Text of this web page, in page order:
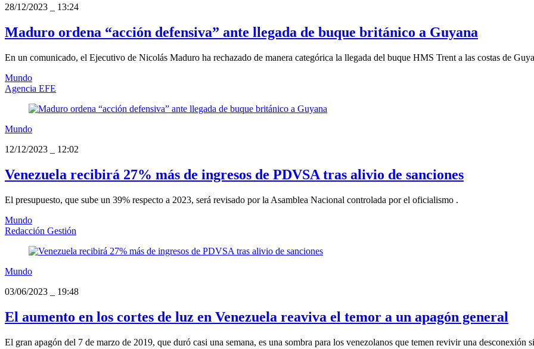
28/12/2023
13:24
Maduro ordena “acción defensiva” ante llegada de buque británico a Guyana
En un comunicado, el Ejecutivo de Nicolás Maduro ha rechazado de manera categórica la llegada del buque HMS Trent a las costas de
Mundo
Agencia EFE
Mundo
12/12/2023
12:02
Venezuela recibirá 27% más de ingresos de PDVSA tras alivio de sanciones
El presupuesto, que sube un 39% respecto a 2023, será revisado por la Asamblea Nacional controlada por el oficialismo .
Mundo
Redacción Gestión
Mundo
03/06/2023
19:48
El aumento en los cortes de luz en Venezuela reaviva el temor a un apagón general
El gran apagón del 7 de marzo de 2019, que duró casi una semana, es una sombra para los venezolanos que temen revivir una desconexión